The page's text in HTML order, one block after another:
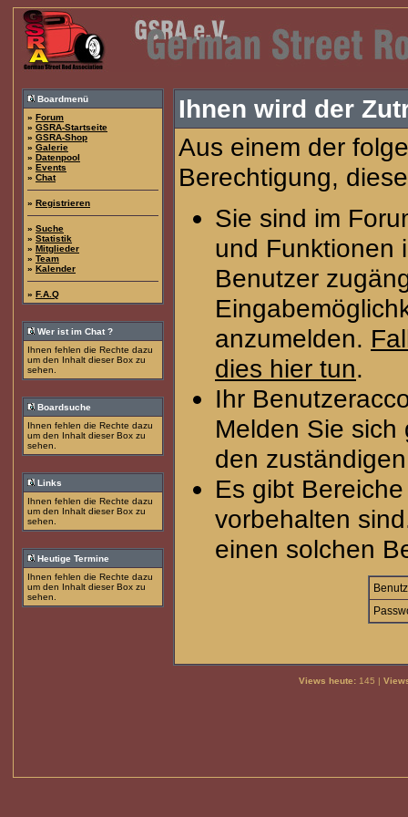
Boardmenü
» Forum
» GSRA-Startseite
» GSRA-Shop
» Galerie
» Datenpool
» Events
» Chat
» Registrieren
» Suche
» Statistik
» Mitglieder
» Team
» Kalender
» F.A.Q
Wer ist im Chat ?
Ihnen fehlen die Rechte dazu
um den Inhalt dieser Box zu
sehen.
Boardsuche
Ihnen fehlen die Rechte dazu
um den Inhalt dieser Box zu
sehen.
Links
Ihnen fehlen die Rechte dazu
um den Inhalt dieser Box zu
sehen.
Heutige Termine
Ihnen fehlen die Rechte dazu
um den Inhalt dieser Box zu
sehen.
Ihnen wird der
Aus einem der
Berechtigung,
Sie sind im
und Funktionen
Benutzer
anzumelden.
dies hier tun.
Ihr
Melden Sie
den
Es gibt
vorbehalten
einen solchen
Views heute:145 |